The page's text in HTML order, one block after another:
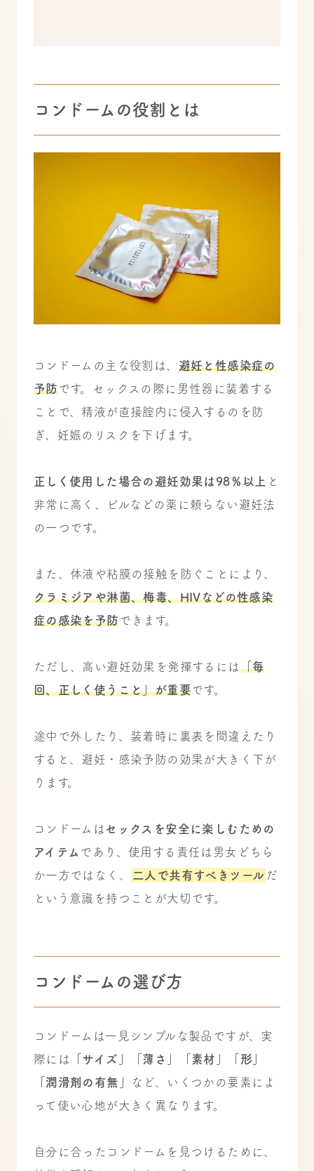
コンドームの役割とは
コンドームの主な役割は、 避妊と性感染症の
予防です。セックスの際に男性器に装着する
ことで、精液が直接腟内に侵入するのを防
ぎ、妊娠のリスクを下げます。
正しく使用した場合の避妊効果は98％以上 と
非常に高く、ピルなどの薬に頼らない避妊法
の一つです。
また、体液や粘膜の接触を防ぐことにより、
クラミジアや淋菌、梅毒、HIVなどの性感染
症の感染を予防できます。
ただし、高い避妊効果を発揮するには「毎
回、正しく使うこと」が重要です。
途中で外したり、装着時に裏表を間違えたり
すると、避妊・感染予防の効果が大きく下が
ります。
コンドームはセックスを安全に楽しむための
アイテム であり、使用する責任は男女どちら
か一方ではなく、
二人で共有すべきツール だ
という意識を持つことが大切です。
コンドームの選び方
コンドームは一見シンプルな製品ですが、実
際には
「サイズ」「薄さ」「素材」「形」
「潤滑剤の有無」
など、いくつかの要素によ
って使い心地が大きく異なります。
自分に合ったコンドームを見つけるために、